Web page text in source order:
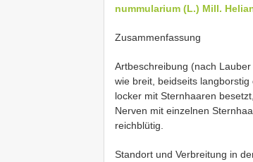
nummularium (L.) Mill.
Zusammenfassung
Artbeschreibung (nach
wie breit, beidseits
locker mit Sternhaaren
Nerven mit einzelnen
reichblütig.
Standort und Verbreitung in